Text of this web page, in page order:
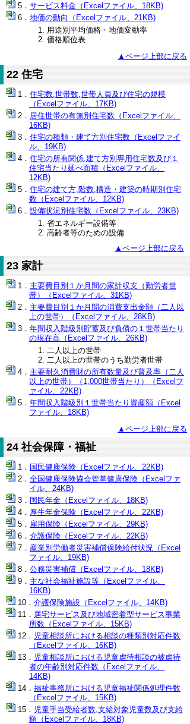
サービス料金（Excelファイル、18KB)
地価の動向（Excelファイル、21KB)
用途別平均価格・地価変動率
価格順位表
▲ページ上部に戻る
22 住宅
住宅数,世帯数,世帯人員及び住宅の規模
（Excelファイル、17KB)
居住世帯の有無別住宅数（Excelファイル、
16KB)
住宅の種類・建て方別住宅数（Excelファイ
ル、19KB)
住宅の所有関係,建て方別専用住宅数及び１
住宅当たり延べ面積（Excelファイル、
12KB)
住宅の建て方,階数,構造・建築の時期別住宅
数（Excelファイル、12KB)
設備状況別住宅数（Excelファイル、23KB)
省エネルギー設備等
高齢者等のための設備
▲ページ上部に戻る
23 家計
主要費目別１か月間の家計収支（勤労者世
帯）（Excelファイル、31KB)
主要費目別１か月間の消費支出金額（二人以
上の世帯）（Excelファイル、28KB)
年間収入階級別貯蓄及び負債の１世帯当たり
の現在高（Excelファイル、26KB)
二人以上の世帯
二人以上の世帯のうち勤労者世帯
主要耐久消費財の所有数量及び普及率（二人
以上の世帯）（1,000世帯当たり）（Excelフ
ァイル、22KB)
年間収入階級別１世帯当たり資産額（Excel
ファイル、18KB)
▲ページ上部に戻る
24 社会保障・福祉
国民健康保険（Excelファイル、22KB)
全国健康保険協会管掌健康保険（Excelファ
イル、24KB)
国民年金（Excelファイル、18KB)
厚生年金保険（Excelファイル、22KB)
雇用保険（Excelファイル、29KB)
介護保険（Excelファイル、22KB)
産業別労働者災害補償保険給付状況（Excel
ファイル、19KB)
公務災害補償（Excelファイル、18KB)
主な社会福祉施設等（Excelファイル、
16KB)
介護保険施設（Excelファイル、14KB)
居宅サービス及び地域密着型サービス事業
所数（Excelファイル、15KB)
児童相談所における相談の種類別対応件数
（Excelファイル、16KB)
児童相談所における児童虐待相談の被虐待
者の年齢別対応件数（Excelファイル、
14KB)
福祉事務所における児童福祉関係処理件数
（Excelファイル、15KB)
児童手当受給者数,支給対象児童数及び支給
額（Excelファイル、18KB)